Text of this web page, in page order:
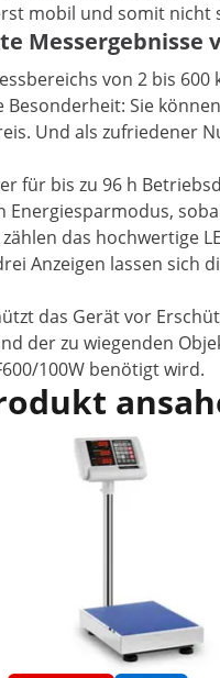
mobil und somit
Messergebnisse
von 2 bis
Sie
Und als zufriedener
für bis zu 96 h
das
Anzeigen lassen
das Gerät vor
der zu wiegenden
100W benötigt wird.